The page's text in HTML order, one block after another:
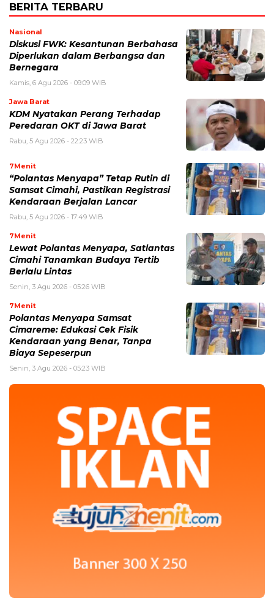
BERITA TERBARU
Nasional
Diskusi FWK: Kesantunan Berbahasa
Diperlukan dalam Berbangsa dan
Bernegara
Kamis, 6 Agu 2026 - 09:09 WIB
Jawa Barat
KDM Nyatakan Perang Terhadap
Peredaran OKT di Jawa Barat
Rabu, 5 Agu 2026 - 22:23 WIB
7Menit
“Polantas Menyapa” Tetap Rutin di
Samsat Cimahi, Pastikan Registrasi
Kendaraan Berjalan Lancar
Rabu, 5 Agu 2026 - 17:49 WIB
7Menit
Lewat Polantas Menyapa, Satlantas
Cimahi Tanamkan Budaya Tertib
Berlalu Lintas
Senin, 3 Agu 2026 - 05:26 WIB
7Menit
Polantas Menyapa Samsat
Cimareme: Edukasi Cek Fisik
Kendaraan yang Benar, Tanpa
Biaya Sepeserpun
Senin, 3 Agu 2026 - 05:23 WIB